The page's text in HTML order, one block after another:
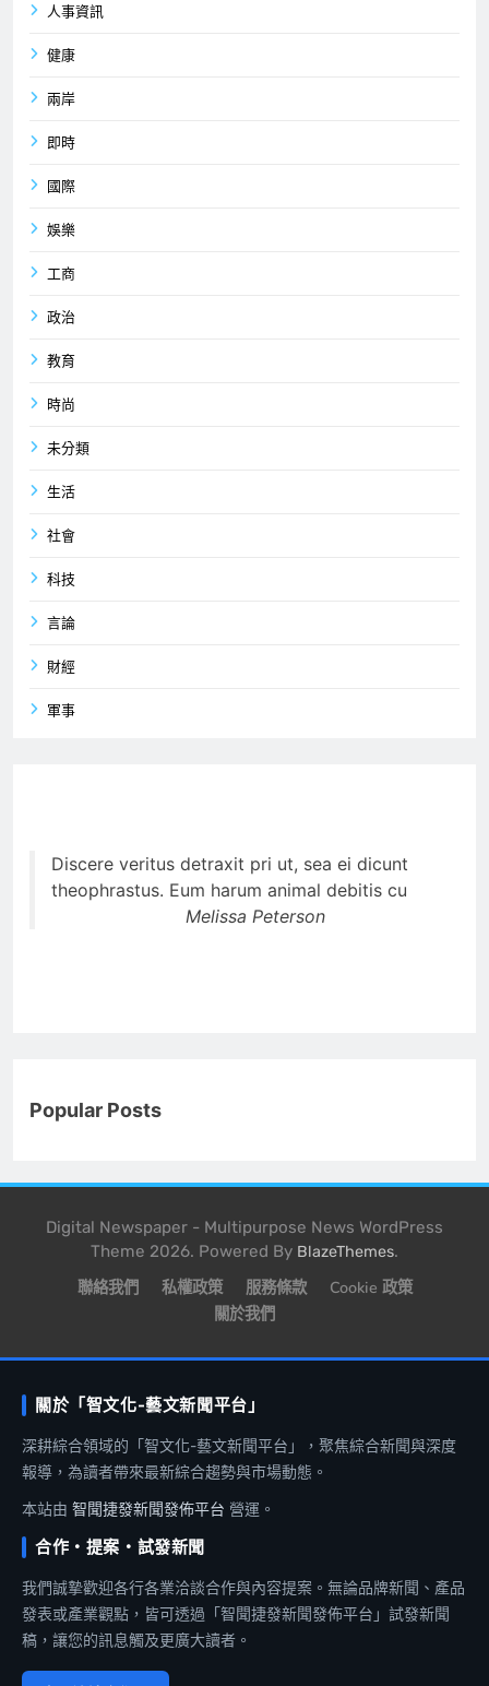
人事資訊
健康
兩岸
即時
國際
娛樂
工商
政治
教育
時尚
未分類
生活
社會
科技
言論
財經
軍事
Discere veritus detraxit pri ut, sea ei dicunt
theophrastus. Eum harum animal debitis cu
Melissa Peterson
Popular Posts
Digital Newspaper - Multipurpose News WordPress
Theme 2026. Powered By BlazeThemes.
聯絡我們 私權政策 服務條款
Cookie 政策
關於我們
關於「智文化-藝文新聞平台」
深耕綜合領域的「智文化-藝文新聞平台」，聚焦綜合新聞與深度
報導，為讀者帶來最新綜合趨勢與市場動態。
本站由 智聞捷發新聞發佈平台 營運。
合作・提案・試發新聞
我們誠摯歡迎各行各業洽談合作與內容提案。無論品牌新聞、產品
發表或產業觀點，皆可透過「智聞捷發新聞發佈平台」試發新聞
稿，讓您的訊息觸及更廣大讀者。